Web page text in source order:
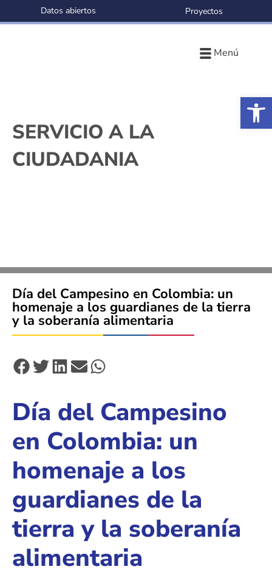
Menú
Datos abiertos Proyectos
SERVICIO A LA
CIUDADANIA
Día del Campesino en Colombia: un
homenaje a los guardianes de la tierra
y la soberanía alimentaria
Día del Campesino
en Colombia: un
homenaje a los
guardianes de la
tierra y la soberanía
alimentaria